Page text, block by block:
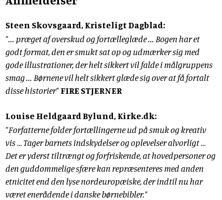
Steen Skovsgaard, Kristeligt Dagblad:
"... præget af overskud og fortælleglæde ... Bogen har et
godt format, den er smukt sat op og udmærker sig med
gode illustrationer, der helt sikkert vil falde i målgruppens
smag ... Børnene vil helt sikkert glæde sig over at få fortalt
disse historier"FIRE STJERNER
Louise Heldgaard Bylund, Kirke.dk:
"Forfatterne folder fortællingerne ud på smuk og kreativ
vis … Tager barnets indskydelser og oplevelser alvorligt …
Det er yderst tiltrængt og forfriskende, at hovedpersoner og
den guddommelige sfære kan repræsenteres med anden
etnicitet end den lyse nordeuropæiske, der indtil nu har
været enerådende i danske børnebibler."